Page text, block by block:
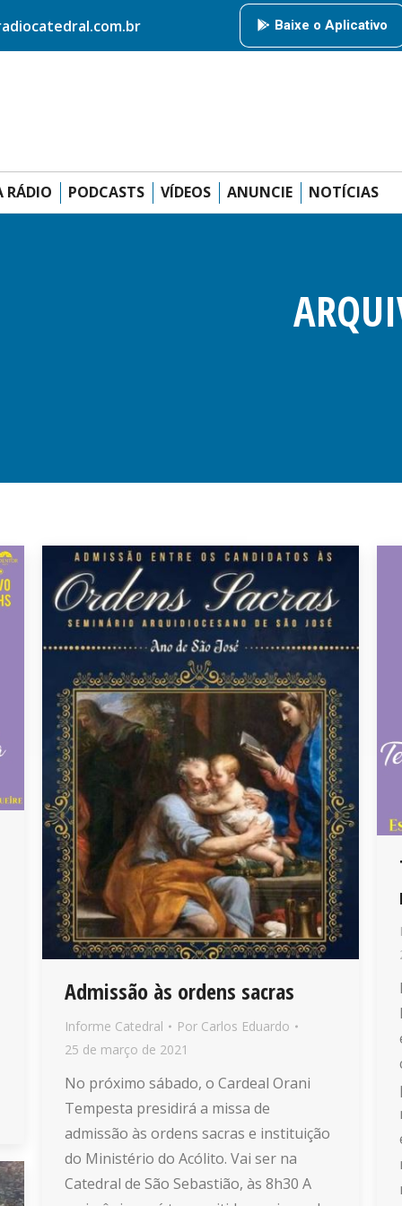
Baixe o Aplicativo
RÁDIO PODCASTS VÍDEOS ANUNCIE NOTÍCIAS
Admissão às ordens sacras
Informe Catedral Por Carlos Eduardo
25 de março de 2021
No próximo sábado, o Cardeal Orani
Tempesta presidirá a missa de
admissão às ordens sacras e instituição
do Ministério do Acólito. Vai ser na
Catedral de São Sebastião, às 8h30 A
RÁDIO CATEDRAL AMIGOS DA RÁDIO